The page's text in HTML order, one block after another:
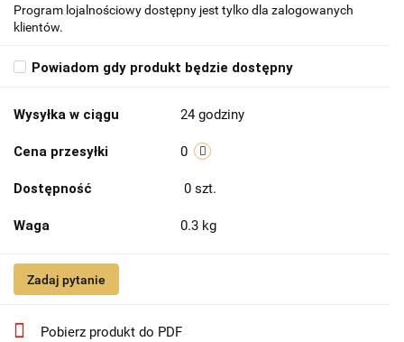
Program lojalnościowy dostępny jest tylko dla zalogowanych
klientów.
Powiadom gdy produkt będzie dostępny
Wysyłka w ciągu 24 godziny
Cena przesyłki 0
Dostępność 0 szt.
Waga 0.3 kg
Zadaj pytanie
Pobierz produkt do PDF